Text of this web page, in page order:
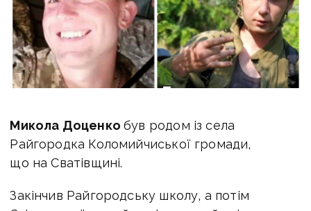
Микола Доценкобув родом із села
Райгородка Коломийчиської громади,
що на Сватівщині.
Закінчив Райгородську школу, а потім